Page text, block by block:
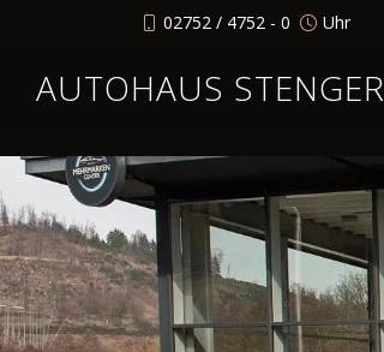
02752 / 4752 - 0 Uhr
AUTOHAUS STENGER